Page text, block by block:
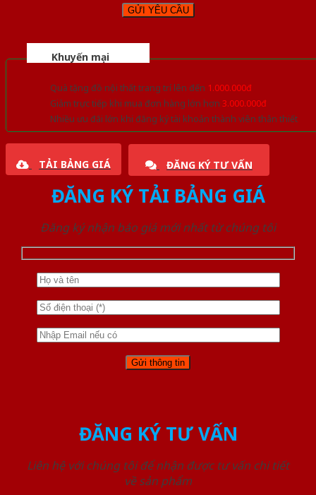
Khuyến mại
Quà tặng đồ nội thất trang trí lên đến 1.000.000đ
Giảm trực tiếp khi mua đơn hàng lớn hơn 3.000.000đ
Nhiều ưu đãi lớn khi đăng ký tài khoản thành viên thân thiết
TẢI BẢNG GIÁ ĐĂNG KÝ TƯ VẤN
ĐĂNG KÝ TẢI BẢNG GIÁ
Đăng ký nhận báo giá mới nhất từ chúng tôi
ĐĂNG KÝ TƯ VẤN
Liên hệ với chúng tôi để nhận được tư vấn chi tiết
về sản phẩm